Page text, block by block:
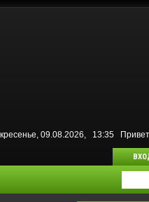
09.08.2026, 13:35